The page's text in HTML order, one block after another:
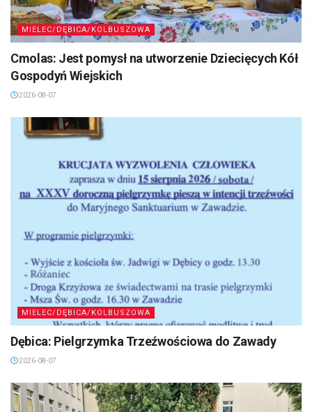
MIELEC/DĘBICA/KOLBUSZOWA
Cmolas: Jest pomysł na utworzenie Dziecięcych Kół
Gospodyń Wiejskich
2026-08-07
MIELEC/DĘBICA/KOLBUSZOWA
Dębica: Pielgrzymka Trzeźwościowa do Zawady
2026-08-07